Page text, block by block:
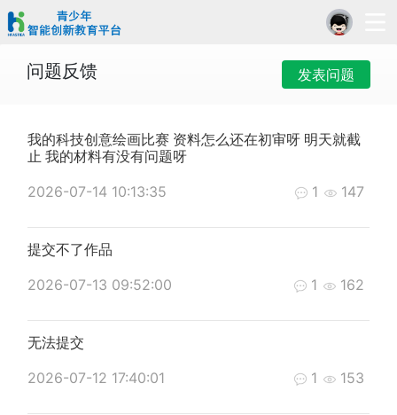
问题反馈 发表问题
我的科技创意绘画比赛 资料怎么还在初审呀 明天就截
止 我的材料有没有问题呀
2026-07-14 10:13:35
1 147
提交不了作品
2026-07-13 09:52:00
1 162
无法提交
2026-07-12 17:40:01
1 153